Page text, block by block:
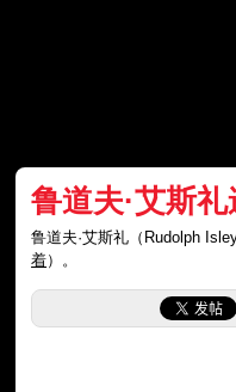
鲁道夫·艾斯
鲁道夫·艾斯礼（Rudolph
着）。